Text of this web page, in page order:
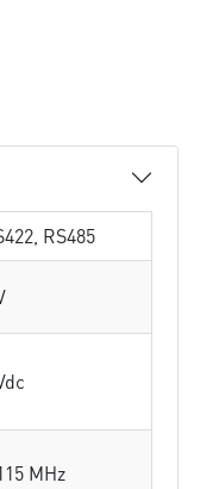
RS485
MHz